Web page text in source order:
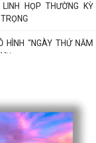
HỌP THƯỜNG KỲ
HÌNH "NGÀY THỨ NĂM